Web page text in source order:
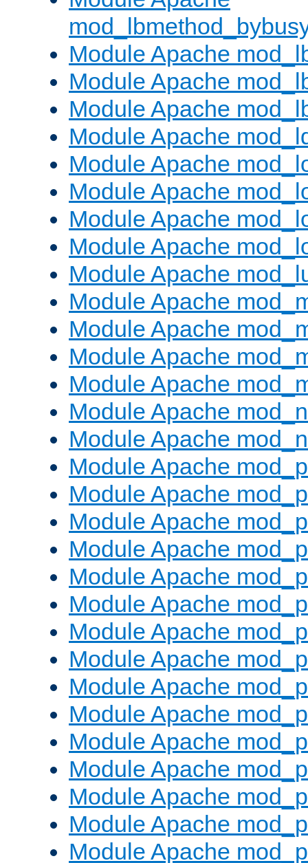
Module Apache
Module Apache
Module Apache
Module Apache
Module Apache
Module Apache
Module Apache
Module Apache
Module Apache
Module Apache
Module Apache
Module Apache
Module Apache
Module Apache
Module Apache
Module Apache
Module Apache
Module Apache
Module Apache
Module Apache
Module Apache
Module Apache
Module Apache
Module Apache
Module Apache
Module Apache
Module Apache
Module Apache
Module Apache
Module Apache